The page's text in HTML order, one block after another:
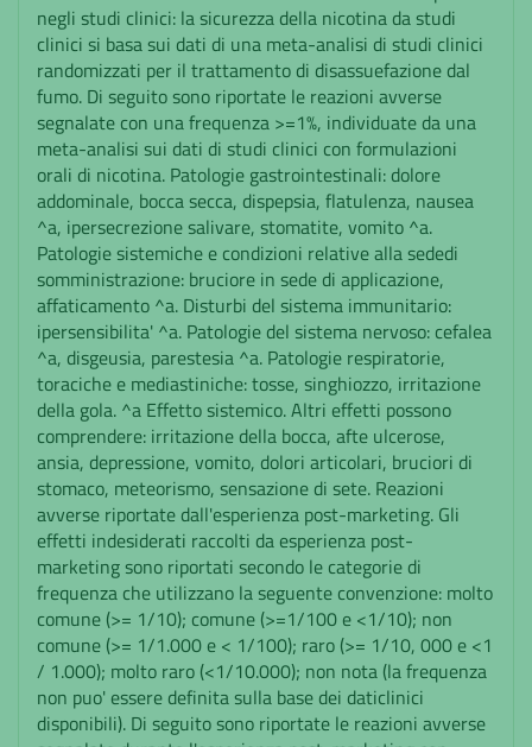
negli studi clinici: la sicurezza della nicotina da studi
clinici si basa sui dati di una meta-analisi di studi clinici
randomizzati per il trattamento di disassuefazione dal
fumo. Di seguito sono riportate le reazioni avverse
segnalate con una frequenza >=1%, individuate da una
meta-analisi sui dati di studi clinici con formulazioni
orali di nicotina. Patologie gastrointestinali: dolore
addominale, bocca secca, dispepsia, flatulenza, nausea
^a, ipersecrezione salivare, stomatite, vomito ^a.
Patologie sistemiche e condizioni relative alla sededi
somministrazione: bruciore in sede di applicazione,
affaticamento ^a. Disturbi del sistema immunitario:
ipersensibilita' ^a. Patologie del sistema nervoso: cefalea
^a, disgeusia, parestesia ^a. Patologie respiratorie,
toraciche e mediastiniche: tosse, singhiozzo, irritazione
della gola. ^a Effetto sistemico. Altri effetti possono
comprendere: irritazione della bocca, afte ulcerose,
ansia, depressione, vomito, dolori articolari, bruciori di
stomaco, meteorismo, sensazione di sete. Reazioni
avverse riportate dall'esperienza post-marketing. Gli
effetti indesiderati raccolti da esperienza post-
marketing sono riportati secondo le categorie di
frequenza che utilizzano la seguente convenzione: molto
comune (>= 1/10); comune (>=1/100 e <1/10); non
comune (>= 1/1.000 e < 1/100); raro (>= 1/10, 000 e <1
/ 1.000); molto raro (<1/10.000); non nota (la frequenza
non puo' essere definita sulla base dei daticlinici
disponibili). Di seguito sono riportate le reazioni avverse